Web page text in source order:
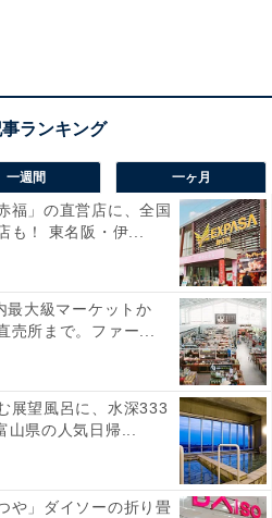
一週間 一ヶ月
福」の直営店に、全国
も！ 東名阪・伊...
最大級マーケットか
売所まで。ファー...
展望風呂に、水深333
山県の人気日帰...
や」ダイソーの折り畳